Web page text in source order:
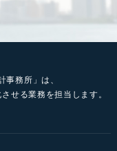
事務所」は、
せる業務を担当します。